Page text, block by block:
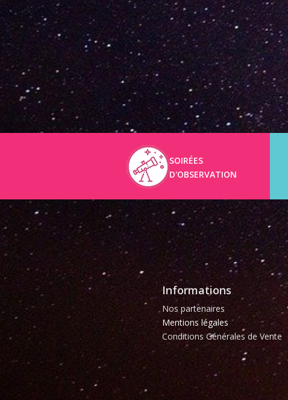
SOIRÉES
D'OBSERVATION
Informations
Nos partenaires
Mentions légales
Conditions Générales de Vente